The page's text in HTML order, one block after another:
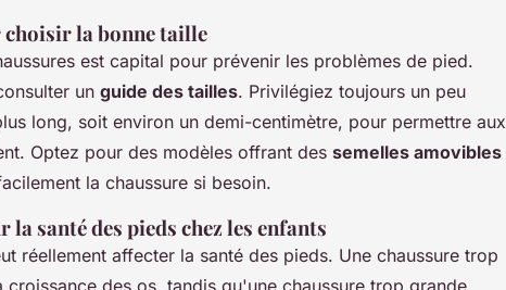
la bonne taille
est capital pour prévenir les problèmes de pied.
un guide des tailles. Privilégiez toujours un peu
long, soit environ un demi-centimètre, pour permettre aux
Optez pour des modèles offrant des semelles amovibles
la chaussure si besoin.
santé des pieds chez les enfants
réellement affecter la santé des pieds. Une chaussure trop
des os, tandis qu'une chaussure trop grande